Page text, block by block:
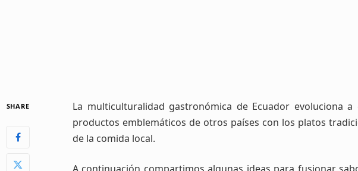
SHARE
La multiculturalidad gastronómica de Ecuador evoluciona
productos emblemáticos de otros países con los platos
de la comida local.